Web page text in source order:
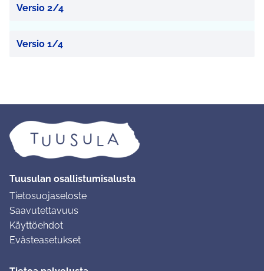
Versio 2/4
Versio 1/4
Tuusulan osallistumisalusta
Tietosuojaseloste
Saavutettavuus
Käyttöehdot
Evästeasetukset